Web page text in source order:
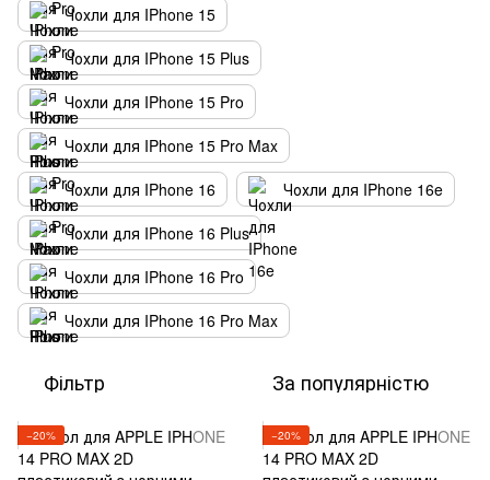
Чохли для IPhone 15
Чохли для IPhone 15 Plus
Чохли для IPhone 15 Pro
Чохли для IPhone 15 Pro Max
Чохли для IPhone 16
Чохли для IPhone 16e
Чохли для IPhone 16 Plus
Чохли для IPhone 16 Pro
Чохли для IPhone 16 Pro Max
Фільтр За популярністю
−20% −20%